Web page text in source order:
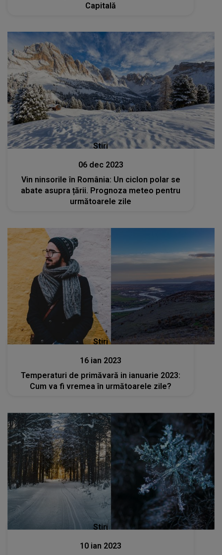
Capitală
Stiri
06 dec 2023
Vin ninsorile în România: Un ciclon polar se
abate asupra țării. Prognoza meteo pentru
următoarele zile
Stiri
16 ian 2023
Temperaturi de primăvară in ianuarie 2023:
Cum va fi vremea în următoarele zile?
Stiri
10 ian 2023